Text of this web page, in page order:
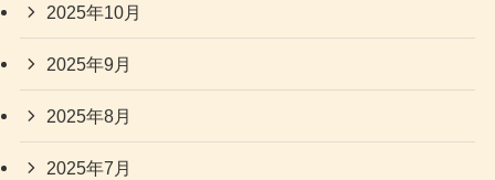
2025年10月
2025年9月
2025年8月
2025年7月